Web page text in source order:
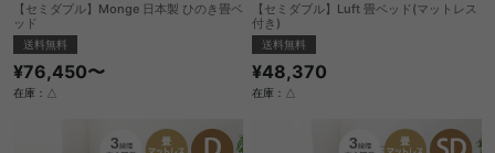
【セミダブル】Monge 日本製 ひのき畳ベ
ッド
送料無料
¥76,450〜
在庫：△
【セミダブル】Luft 畳ベッド(マットレス
付き)
送料無料
¥48,370
在庫：△